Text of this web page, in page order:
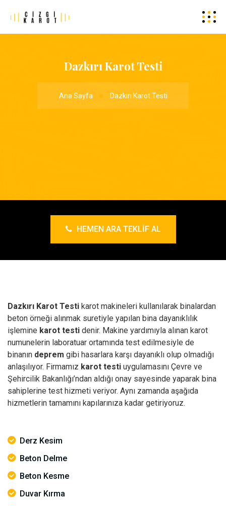
Dazkırı Karot Testi
Ana Sayfa Dazkırı Karot Testi
HEMEN ARA TEKLIF AL
Dazkırı Karot Testi karot makineleri kullanılarak binalardan
beton örneği alınmak suretiyle yapılan bina dayanıklılık
işlemine karot testi denir. Makine yardımıyla alınan karot
numunelerin laboratuar ortamında test edilmesiyle de
binanın deprem gibi hasarlara karşı dayanıklı olup olmadığı
anlaşılıyor. Firmamız karot testi uygulamasını Çevre ve
Şehircilik Bakanlığı’ndan aldığı onay sayesinde yaparak bina
sahiplerine test hizmeti veriyor. Aynı zamanda aşağıda
hizmetlerin tamamını kapılarınıza kadar getiriyoruz.
Derz Kesim
Beton Delme
Beton Kesme
Duvar Kırma